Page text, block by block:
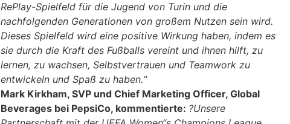
RePlay-Spielfeld für die Jugend von Turin und die
nachfolgenden Generationen von großem Nutzen sein wird.
Dieses Spielfeld wird eine positive Wirkung haben, indem es
sie durch die Kraft des Fußballs vereint und ihnen hilft, zu
lernen, zu wachsen, Selbstvertrauen und Teamwork zu
entwickeln und Spaß zu haben.“
Mark Kirkham, SVP und Chief Marketing Officer, Global
Beverages bei PepsiCo, kommentierte: ?Unsere